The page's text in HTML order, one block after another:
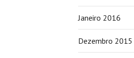
Janeiro 2016
Dezembro 2015